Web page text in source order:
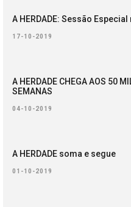
A HERDADE: Sessão
17-10-2019
A HERDADE CHEGA AOS 50
SEMANAS
04-10-2019
A HERDADE soma e segue
01-10-2019